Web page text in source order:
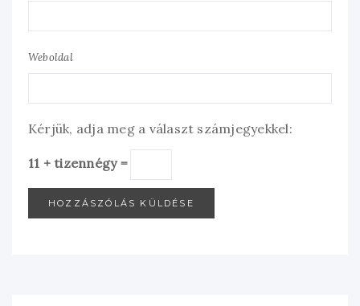
Weboldal
Kérjük, adja meg a választ számjegyekkel:
11 + tizennégy =